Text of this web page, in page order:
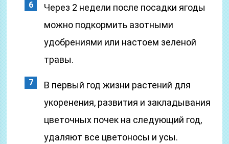
Через 2 недели после посадки ягоды
можно подкормить азотными
удобрениями или настоем зеленой
травы.
В первый год жизни растений для
укоренения, развития и закладывания
цветочных почек на следующий год,
удаляют все цветоносы и усы.